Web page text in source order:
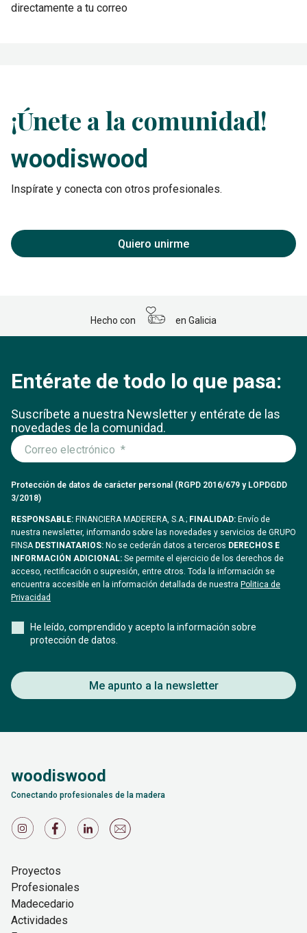
directamente a tu correo
¡Únete a la comunidad!
woodiswood
Inspírate y conecta con otros profesionales.
Quiero unirme
Hecho con en Galicia
Entérate de todo lo que pasa:
Suscríbete a nuestra Newsletter y entérate de las
novedades de la comunidad.
Protección de datos de carácter personal (RGPD 2016/679 y LOPDGDD
3/2018)
RESPONSABLE: FINANCIERA MADERERA, S.A.; FINALIDAD: Envío de
nuestra newsletter, informando sobre las novedades y servicios de GRUPO
FINSADESTINATARIOS: No se cederán datos a terceros DERECHOS E
INFORMACIÓN ADICIONAL: Se permite el ejercicio de los derechos de
acceso, rectificación o supresión, entre otros. Toda la información se
encuentra accesible en la información detallada de nuestra Politica de
Privacidad
He leído, comprendido y acepto la información sobre
protección de datos.
Me apunto a la newsletter
woodiswood
Conectando profesionales de la madera
Proyectos
Profesionales
Madecedario
Actividades